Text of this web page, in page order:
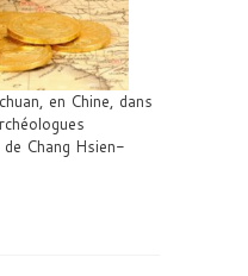
en Chine, dans
Chang Hsien-